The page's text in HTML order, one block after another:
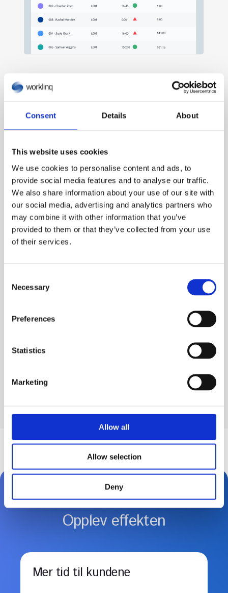
Consent Details About
This website uses cookies
We use cookies to personalise content and ads, to
provide social media features and to analyse our traffic.
We also share information about your use of our site with
our social media, advertising and analytics partners who
may combine it with other information that you’ve
provided to them or that they’ve collected from your use
of their services.
Necessary
Preferences
Statistics
Marketing
Allow all
Allow selection
Deny
arbeidsstyrken
Analyser arbeidstiden per ansatt, rolle, team eller
spore fakturerbare timer nøyaktig, om nødvendig.
Opplev effekten
Mer tid til kundene